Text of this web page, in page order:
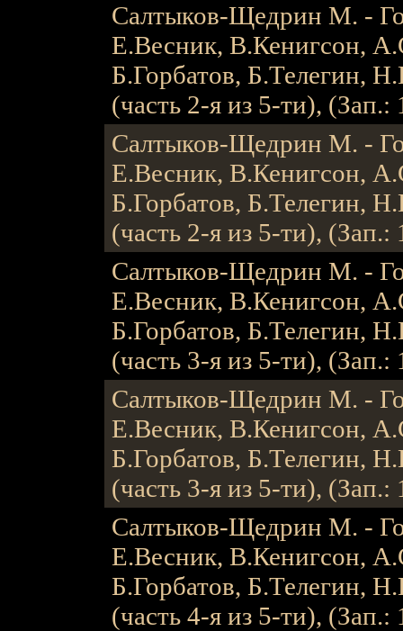
Салтыков-Щедрин М. -
Е.Весник, В.Кенигсон,
Б.Горбатов, Б.Телегин,
(часть 2-я из 5-ти), (Зап.:
Салтыков-Щедрин М. -
Е.Весник, В.Кенигсон,
Б.Горбатов, Б.Телегин,
(часть 2-я из 5-ти), (Зап.:
Салтыков-Щедрин М. -
Е.Весник, В.Кенигсон,
Б.Горбатов, Б.Телегин,
(часть 3-я из 5-ти), (Зап.:
Салтыков-Щедрин М. -
Е.Весник, В.Кенигсон,
Б.Горбатов, Б.Телегин,
(часть 3-я из 5-ти), (Зап.:
Салтыков-Щедрин М. -
Е.Весник, В.Кенигсон,
Б.Горбатов, Б.Телегин,
(часть 4-я из 5-ти), (Зап.: